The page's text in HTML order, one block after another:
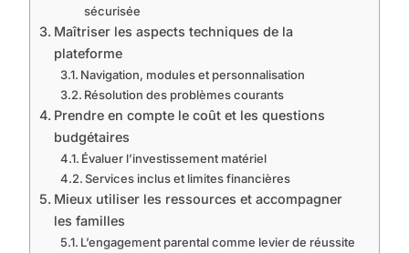
sécurisée
Maîtriser les aspects techniques de la
plateforme
Navigation, modules et personnalisation
Résolution des problèmes courants
Prendre en compte le coût et les questions
budgétaires
Évaluer l’investissement matériel
Services inclus et limites financières
Mieux utiliser les ressources et accompagner
les familles
L’engagement parental comme levier de réussite